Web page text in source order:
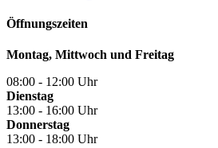
Öffnungszeiten
Montag, Mittwoch und Freitag
08:00 - 12:00 Uhr
Dienstag
13:00 - 16:00 Uhr
Donnerstag
13:00 - 18:00 Uhr